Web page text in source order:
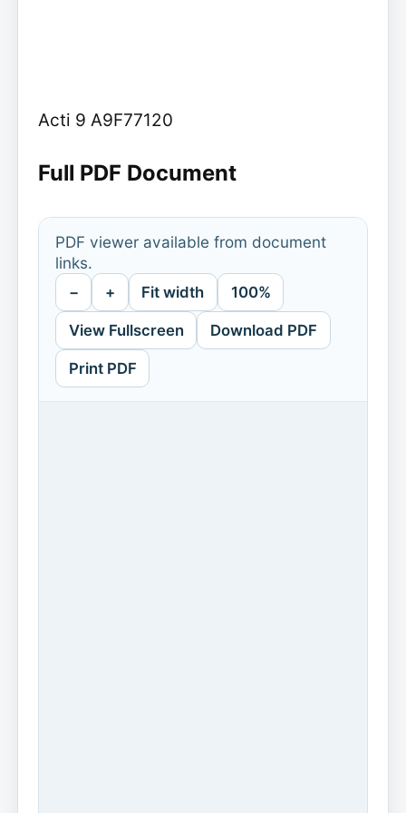
Acti 9 A9F77120
Full PDF Document
PDF viewer available from document
links.
− + Fit width 100%
View Fullscreen Download PDF
Print PDF